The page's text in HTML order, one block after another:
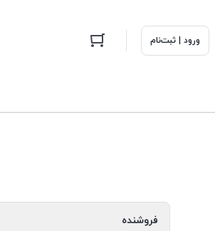
ورود | ثبت‌نام
فروشنده